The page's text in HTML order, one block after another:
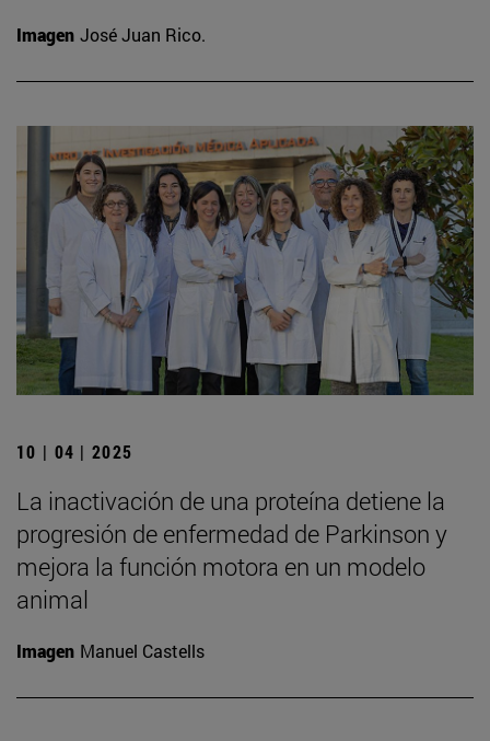
Imagen José Juan Rico.
10 | 04 | 2025
La inactivación de una proteína detiene la
progresión de enfermedad de Parkinson y
mejora la función motora en un modelo
animal
Imagen Manuel Castells